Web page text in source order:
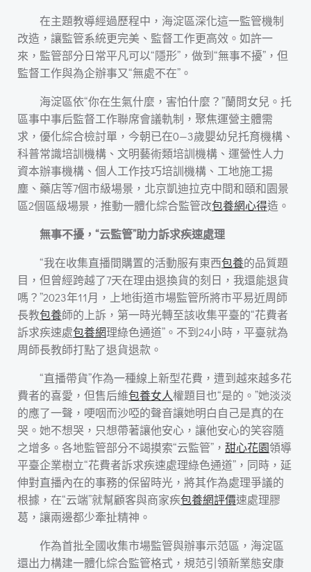
在主題教導經過歷程中，海淀區深化這一監管機制
改造，讓監管系統更完美、監督工作更高效。如許一
來，監管部分日常平凡可以“隱形”，做到“無事不擾”，但
監督工作與為企辦事又“無處不在”。
海淀區依“你在生氣什麼，害怕什麼？”蘭問女兒。托
區事中事后監督工作聯席會議軌制，聚焦運營主體需
求，優化綜合檢討單，今朝已在0—3歲嬰幼兒托育機構、
科普常識培訓機構、文明藝術類培訓機構、運營性人力
資本辦事機構、個人工作技巧培訓機構、工地施工揚
塵、藥店等7個市級場景，北京凱迪拉克中間和頤和園景
區2個區級場景，推動一體化綜合監管改包養網心得造。
無事不擾，“云監管”助力訴求疾速處理
“我在收集直播間購置的活動服有東西包養的品質題
目，但曾經跨越了7天在理由退換貨的刻日，我還能退貨
嗎？”2023年11月，上地街道市場監管所將市平易近周師
長教包養師的上訴，第一時光轉至該收集平臺的“花費者
訴求疾速處包養網理綠色通道”。不到24小時，平臺就為
周師長教師打點了退貨退款。
“直播帶貨”作為一種線上新型花費，遭到越來越多花
費者的喜愛，但售后維包養女人權題目也“是的。”她淡淡
的應了一聲，哽咽而沙啞的聲音讓她明白自己是真的在
哭。她不想哭，只想帶著讓他安心，讓他安心的笑容隨
之增多。各地監管部分不竭摸索“云監管”， 甜心花園領導
平臺企業樹立“花費者訴求疾速處理綠色通道”，同時，延
伸對直播內在的事務的保留時光，將其作為處理爭議的
根據，在“云端”就幫顧客與商家疾包養網評價速處理膠
葛，讓兩邊都少牽扯精神。
作為首批全國收集市場監管與辦事示范區，海淀區
還出力構建一體化綜合監管格式，規范引領新業態安康